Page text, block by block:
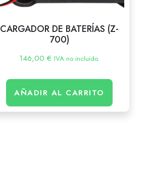
CARGADOR DE BATERÍAS (Z-
700)
146,00 € IVA no incluido.
AÑADIR AL CARRITO